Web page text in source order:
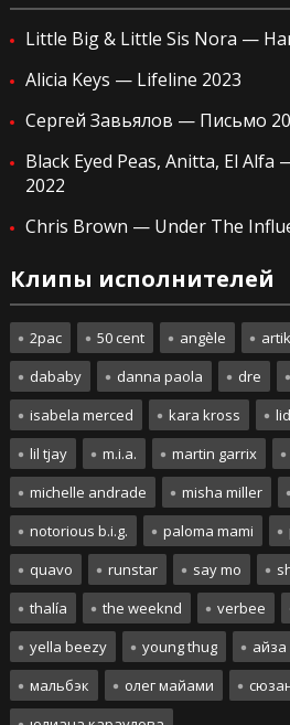
Little Big & Little Sis Nora —
Alicia Keys — Lifeline 2023
Сергей Завьялов — Письмо
Black Eyed Peas, Anitta, El Alfa
2022
Chris Brown — Under The
Клипы исполнителей
2pac 50 cent angèle
dababy
danna paola dre
isabela merced
kara kross
lil tjay
m.i.a. martin garrix
michelle andrade
misha miller
notorious b.i.g.
paloma mami
quavo
runstar say mo
thalía
the weeknd verbee
yella beezy
young thug айза
мальбэк
олег майами